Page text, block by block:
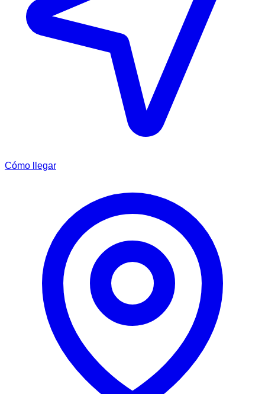
Cómo llegar